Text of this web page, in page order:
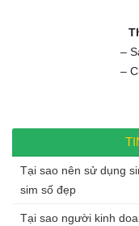
–
–
Tại sao nên sử dụng
sim số đẹp
Tại sao người kinh